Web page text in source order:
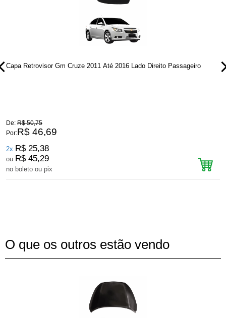
Capa Retrovisor Gm Cruze 2011 Até 2016 Lado Direito Passageiro
De: R$ 50,75
Por:R$ 46,69
2x R$ 25,38
ou R$ 45,29
no boleto ou pix
O que os outros estão vendo